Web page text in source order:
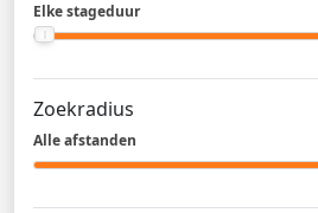
Elke stageduur
Zoekradius
Alle afstanden